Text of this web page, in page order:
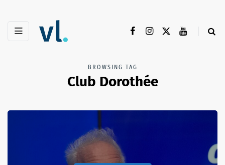
BROWSING TAG
Club Dorothée